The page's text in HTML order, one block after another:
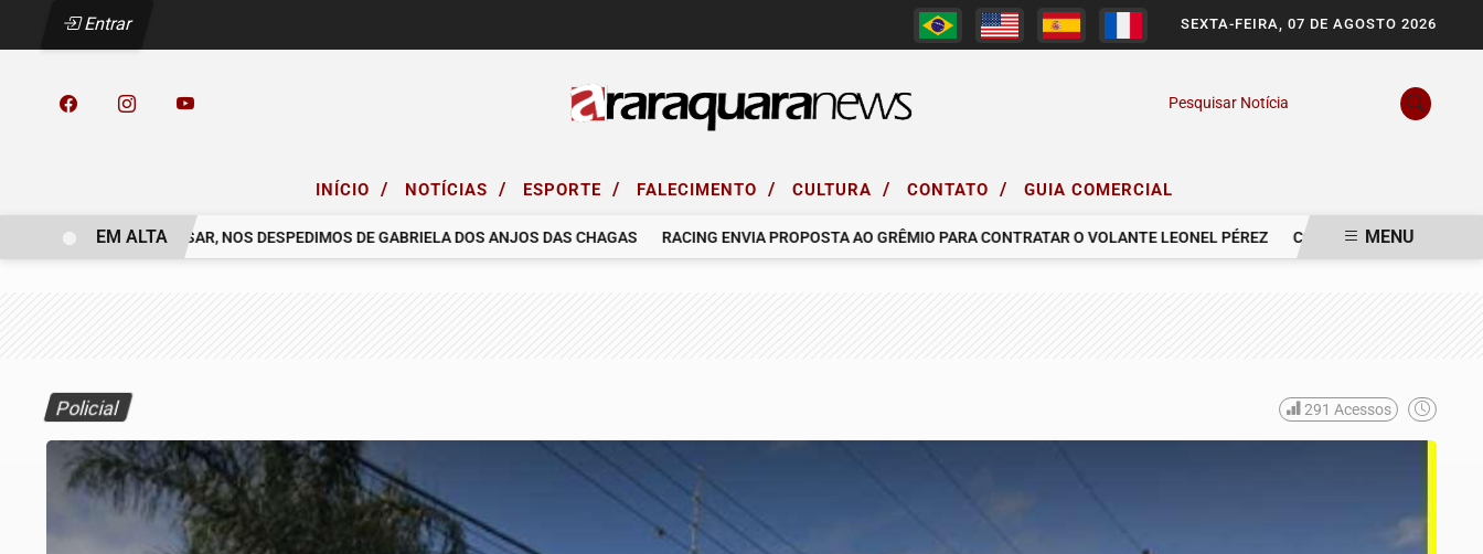
Entrar SEXTA-FEIRA, 07 DE AGOSTO 2026
Pesquisar Notícia
INÍCIO / NOTÍCIAS / ESPORTE / FALECIMENTO / CULTURA / CONTATO / GUIA COMERCIAL
COM PESAR, NOS DESPEDIMOS DE GABRIELA DOS ANJOS DAS CHAGAS RACING ENVIA PROPOSTA AO GRÊMIO PARA CONTRATAR O VOLANTE LEONEL PÉREZ COMUNICAMOS O
EM ALTA MENU
Policial 291 Acessos